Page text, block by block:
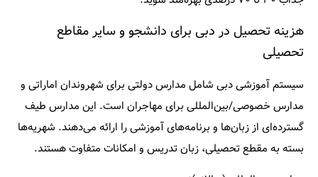
هزینه تحصیل در دبی برای دانشجو و سایر مقاطع
تحصیلی
سیستم آموزشی دبی شامل مدارس دولتی برای شهروندان اماراتی و
مدارس خصوصی/بین‌المللی برای مهاجران است. این مدارس طیف
گسترده‌ای از زبان‌ها و برنامه‌های آموزشی را ارائه می‌دهند. شهریه‌ها
بسته به مقطع تحصیلی، زبان تدریس و امکانات متفاوت هستند.